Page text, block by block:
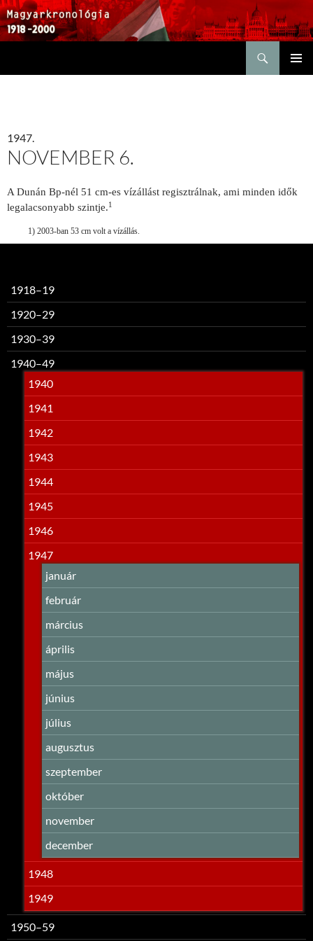
1947.
NOVEMBER 6.
A Dunán Bp-nél 51 cm-es vízállást regisztrálnak, ami minden idők
legalacsonyabb szintje.1
1) 2003-ban 53 cm volt a vízállás.
1918–19
1920–29
1930–39
1940–49
1940
1941
1942
1943
1944
1945
1946
1947
január
február
március
április
május
június
július
augusztus
szeptember
október
november
december
1948
1949
1950–59